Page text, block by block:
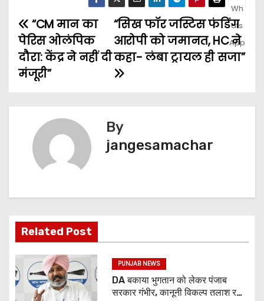
“सिख फॉर जस्टिस फंडिंग
आरोपी को जमानत, HC ने
कहा- लंबा ट्रायल ही सजा”
“CM मान का
पेरिस ओलंपिक
दौरा: केंद्र ने नहीं दी
मंजूरी”
By
jangesamachar
Related Post
PUNJAB NEWS
DA बकाया भुगतान को लेकर पंजाब
सरकार गंभीर, कानूनी विकल्प तलाश रही: